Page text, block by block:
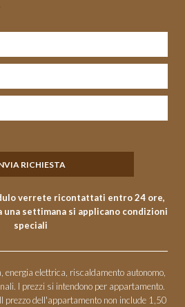
verrete ricontattati entro 24 ore,
settimana si applicano condizioni
speciali
energia elettrica, riscaldamento autonomo,
I prezzi si intendono per appartamento.
prezzo dell'appartamento non include 1,50